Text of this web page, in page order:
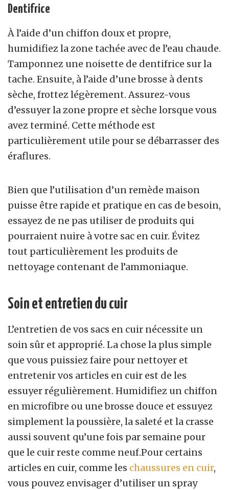
Dentifrice
À l’aide d’un chiffon doux et propre,
humidifiez la zone tachée avec de l’eau chaude.
Tamponnez une noisette de dentifrice sur la
tache. Ensuite, à l’aide d’une brosse à dents
sèche, frottez légèrement. Assurez-vous
d’essuyer la zone propre et sèche lorsque vous
avez terminé. Cette méthode est
particulièrement utile pour se débarrasser des
éraflures.
Bien que l’utilisation d’un remède maison
puisse être rapide et pratique en cas de besoin,
essayez de ne pas utiliser de produits qui
pourraient nuire à votre sac en cuir. Évitez
tout particulièrement les produits de
nettoyage contenant de l’ammoniaque.
Soin et entretien du cuir
L’entretien de vos sacs en cuir nécessite un
soin sûr et approprié. La chose la plus simple
que vous puissiez faire pour nettoyer et
entretenir vos articles en cuir est de les
essuyer régulièrement. Humidifiez un chiffon
en microfibre ou une brosse douce et essuyez
simplement la poussière, la saleté et la crasse
aussi souvent qu’une fois par semaine pour
que le cuir reste comme neuf.Pour certains
articles en cuir, comme les chaussures en cuir,
vous pouvez envisager d’utiliser un spray